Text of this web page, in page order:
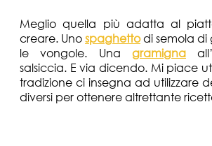
Meglio quella più adatta al
creare. Unospaghettodi semola di
le vongole. Una gramigna
salsiccia. E via dicendo. Mi piace
tradizione ci insegna ad utilizzare
diversi per ottenere altrettante